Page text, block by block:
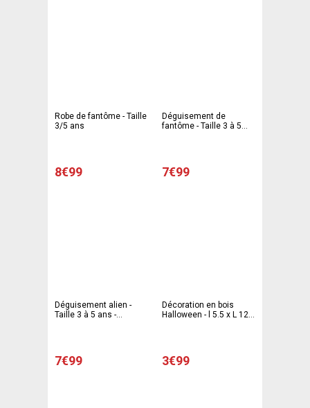
Robe de fantôme - Taille
3/5 ans
8€99
Déguisement de
fantôme - Taille 3 à 5
7€99
Déguisement alien -
Taille 3 à 5 ans -
7€99
Décoration en bois
Halloween - l 5.5 x L 12 x
3€99